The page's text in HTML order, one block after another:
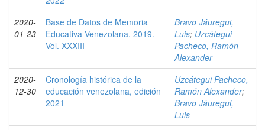
2020-
01-23
Base de Datos de Memoria
Educativa Venezolana. 2019.
Vol. XXXIII
Bravo Jáuregui,
Luis; Uzcátegui
Pacheco, Ramón
Alexander
2020-
12-30
Cronología histórica de la
educación venezolana, edición
2021
Uzcátegui Pacheco,
Ramón Alexander;
Bravo Jáuregui,
Luis